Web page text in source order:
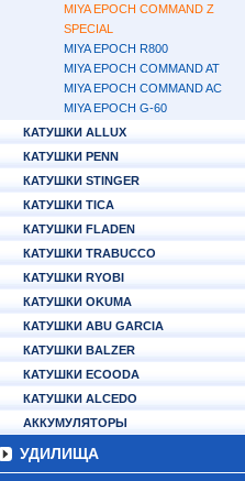
MIYA EPOCH COMMAND Z
SPECIAL
MIYA EPOCH R800
MIYA EPOCH COMMAND AT
MIYA EPOCH COMMAND AC
MIYA EPOCH G-60
КАТУШКИ ALLUX
КАТУШКИ PENN
КАТУШКИ STINGER
КАТУШКИ TICA
КАТУШКИ FLADEN
КАТУШКИ TRABUCCO
КАТУШКИ RYOBI
КАТУШКИ OKUMA
КАТУШКИ ABU GARCIA
КАТУШКИ BALZER
КАТУШКИ ECOODA
КАТУШКИ ALCEDO
АККУМУЛЯТОРЫ
УДИЛИЩА